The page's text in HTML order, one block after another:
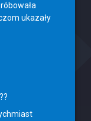
ukazały